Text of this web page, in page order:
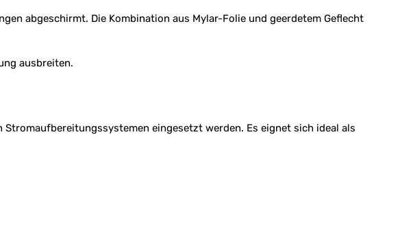
abgeschirmt. Die Kombination aus Mylar-Folie und geerdetem Geflecht
ausbreiten.
eingesetzt werden. Es eignet sich ideal als